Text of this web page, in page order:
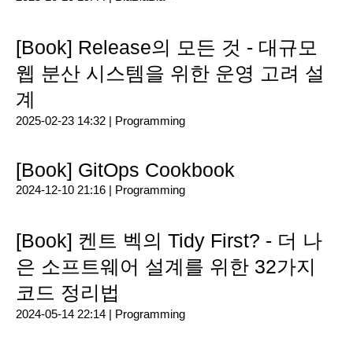
[Book] Release의 모든 것 - 대규모
웹 분산 시스템을 위한 운영 고려 설
계
2025-02-23 14:32 | Programming
[Book] GitOps Cookbook
2024-12-10 21:16 | Programming
[Book] 켄트 벡의 Tidy First? - 더 나
은 소프트웨어 설계를 위한 32가지
코드 정리법
2024-05-14 22:14 | Programming